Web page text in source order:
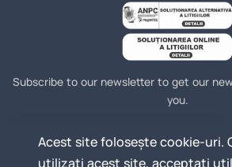
Subscribe to our newsletter to get our
you.
Email Address
Acest site folosește cookie-uri.
utilizați acest site, acceptați